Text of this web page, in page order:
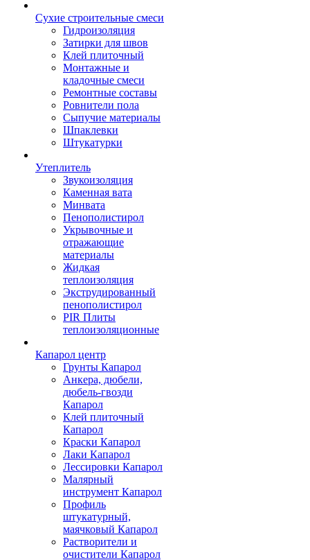
Сухие строительные смеси
Гидроизоляция
Затирки для швов
Клей плиточный
Монтажные и
кладочные смеси
Ремонтные составы
Ровнители пола
Сыпучие материалы
Шпаклевки
Штукатурки
Утеплитель
Звукоизоляция
Каменная вата
Минвата
Пенополистирол
Укрывочные и
отражающие
материалы
Жидкая
теплоизоляция
Экструдированный
пенополистирол
PIR Плиты
теплоизоляционные
Капарол центр
Грунты Капарол
Анкера, дюбели,
дюбель-гвозди
Капарол
Клей плиточный
Капарол
Краски Капарол
Лаки Капарол
Лессировки Капарол
Малярный
инструмент Капарол
Профиль
штукатурный,
маячковый Капарол
Растворители и
очистители Капарол